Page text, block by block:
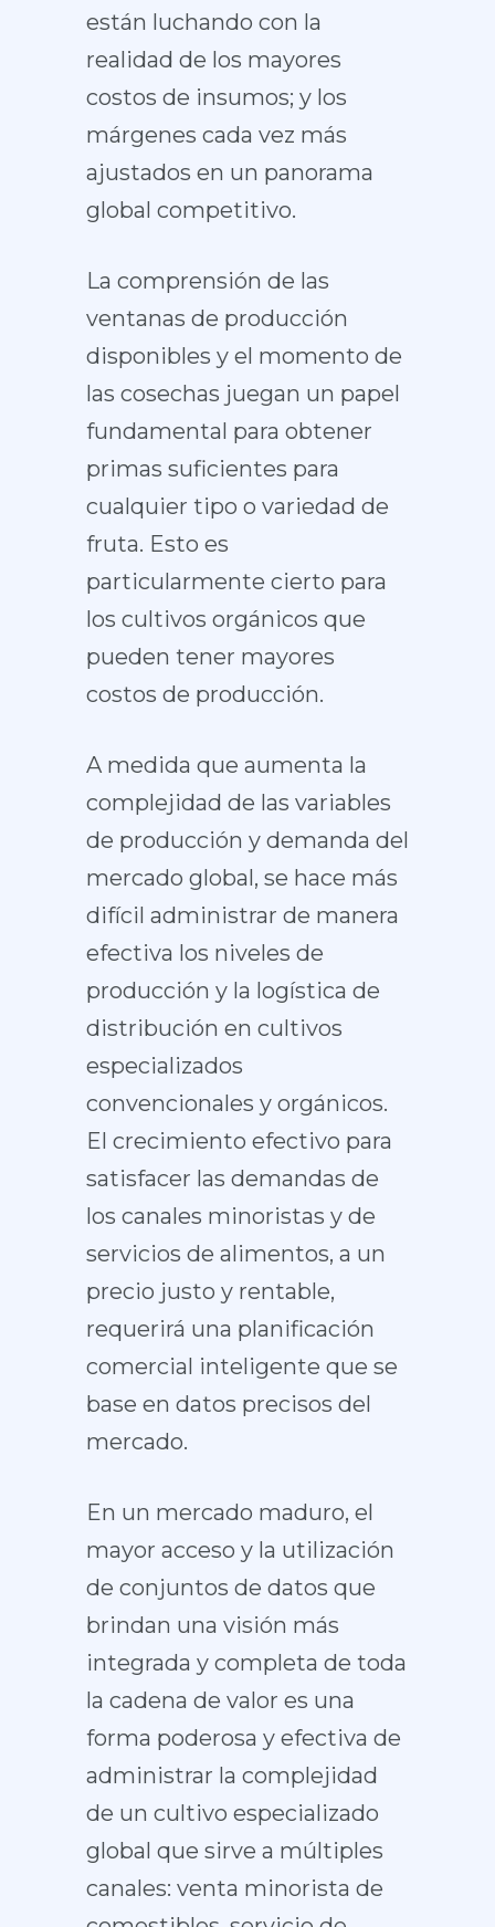
están luchando con la
realidad de los mayores
costos de insumos; y los
márgenes cada vez más
ajustados en un panorama
global competitivo.
La comprensión de las
ventanas de producción
disponibles y el momento de
las cosechas juegan un papel
fundamental para obtener
primas suficientes para
cualquier tipo o variedad de
fruta. Esto es
particularmente cierto para
los cultivos orgánicos que
pueden tener mayores
costos de producción.
A medida que aumenta la
complejidad de las variables
de producción y demanda del
mercado global, se hace más
difícil administrar de manera
efectiva los niveles de
producción y la logística de
distribución en cultivos
especializados
convencionales y orgánicos.
El crecimiento efectivo para
satisfacer las demandas de
los canales minoristas y de
servicios de alimentos, a un
precio justo y rentable,
requerirá una planificación
comercial inteligente que se
base en datos precisos del
mercado.
En un mercado maduro, el
mayor acceso y la utilización
de conjuntos de datos que
brindan una visión más
integrada y completa de toda
la cadena de valor es una
forma poderosa y efectiva de
administrar la complejidad
de un cultivo especializado
global que sirve a múltiples
canales: venta minorista de